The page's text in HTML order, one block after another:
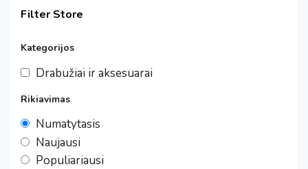
Filter Store
Kategorijos
Drabužiai ir aksesuarai
Rikiavimas
Numatytasis
Naujausi
Populiariausi